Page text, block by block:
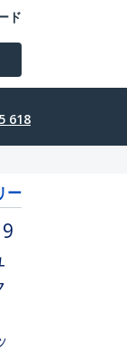
ド
618
ー